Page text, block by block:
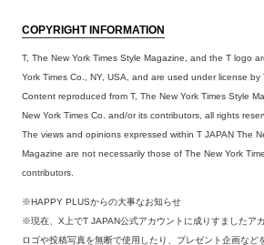
COPYRIGHT INFORMATION
T, The New York Times Style Magazine, and the T logo
York Times Co., NY, USA, and are used under license by
Content reproduced from T, The New York Times Style
New York Times Co. and/or its contributors, all rights
The views and opinions expressed within T JAPAN The
Magazine are not necessarily those of The New York
contributors.
※HAPPY PLUSからの大事なお知らせ
※現在、X上でT JAPAN公式アカウントに成りすましたア
ロゴや投稿写真を無断で使用したり、プレゼント企画など